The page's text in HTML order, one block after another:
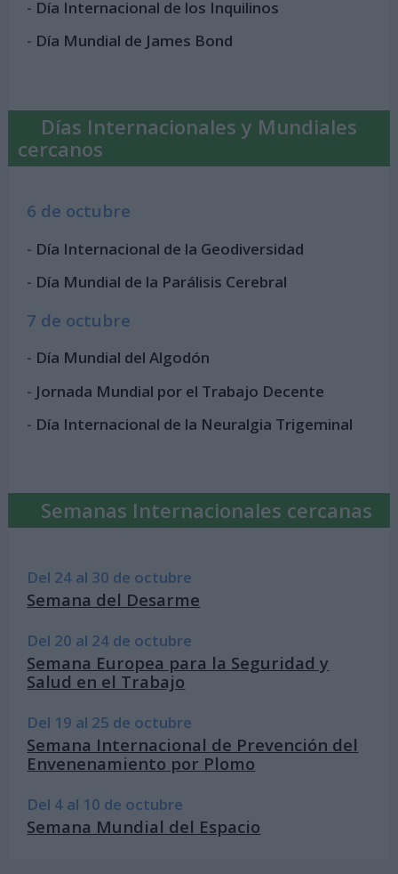
- Día Internacional de los Inquilinos
- Día Mundial de James Bond
Días Internacionales y Mundiales
cercanos
6 de octubre
- Día Internacional de la Geodiversidad
- Día Mundial de la Parálisis Cerebral
7 de octubre
- Día Mundial del Algodón
- Jornada Mundial por el Trabajo Decente
- Día Internacional de la Neuralgia Trigeminal
Semanas Internacionales cercanas
Del 24 al 30 de octubre
Semana del Desarme
Del 20 al 24 de octubre
Semana Europea para la Seguridad y
Salud en el Trabajo
Del 19 al 25 de octubre
Semana Internacional de Prevención del
Envenenamiento por Plomo
Del 4 al 10 de octubre
Semana Mundial del Espacio